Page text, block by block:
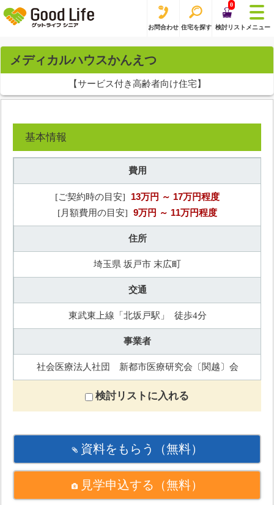
お問合わせ 住宅を探す
0
検討リスト メニュー
メディカルハウスかんえつ
【サービス付き高齢者向け住宅】
基本情報
費用
[ご契約時の目安] 13万円 ～ 17万円程度
[月額費用の目安] 9万円 ～ 11万円程度
住所
埼玉県 坂戸市 末広町
交通
東武東上線「北坂戸駅」 徒歩4分
事業者
社会医療法人社団 新都市医療研究会〔関越〕会
検討リストに入れる
資料をもらう （無料）
見学申込する （無料）